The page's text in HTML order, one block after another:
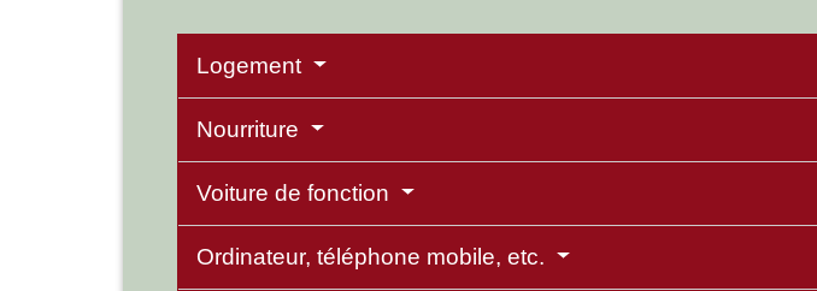
Logement
Nourriture
Voiture de fonction
Ordinateur, téléphone mobile, etc.